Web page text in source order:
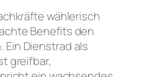
wählerisch
Benefits den
Dienstrad als
greifbar,